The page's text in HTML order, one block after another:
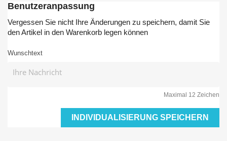
Benutzeranpassung
Vergessen Sie nicht Ihre Änderungen zu speichern, damit Sie
den Artikel in den Warenkorb legen können
Wunschtext
Maximal 12 Zeichen
INDIVIDUALISIERUNG SPEICHERN